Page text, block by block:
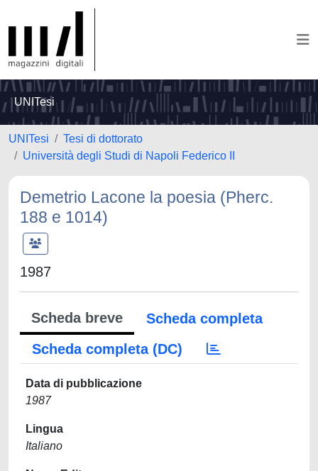
UNITesi
UNITesi
Tesi di dottorato
Università degli Studi di Napoli Federico II
Demetrio Lacone la poesia (Pherc.
188 e 1014)
1987
Scheda breve
Scheda completa
Scheda completa (DC)
Data di pubblicazione
1987
Lingua
Italiano